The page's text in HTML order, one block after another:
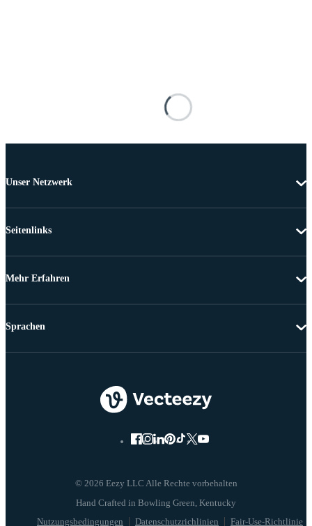
Unser Netzwerk
Seitenlinks
Mehr Erfahren
© 2026 Eezy LLC Alle Rechte vorbehalten
Nutzungsbedingungen Datenschutzrichlinien Fair-Use-Richtlinie
Sprachen